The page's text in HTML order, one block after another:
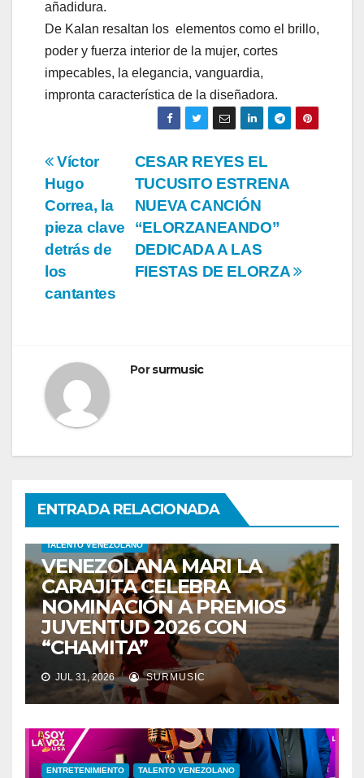
añadidura.
De Kalan resaltan los elementos como el brillo,
poder y fuerza interior de la mujer, cortes
impecables, la elegancia, vanguardia,
impronta característica de la diseñadora.
Navegación
de
entradas
CESAR REYES EL
TUCUSITO ESTRENA
NUEVA CANCIÓN
“ELORZANEANDO”
DEDICADA A LAS
FIESTAS DE ELORZA
Víctor
Hugo
Correa, la
pieza clave
detrás de
los
cantantes
Porsurmusic
ENTRADA RELACIONADA
PREMIOS JUVENTUD
TALENTO VENEZOLANO
VENEZOLANA MARI LA
CARAJITA CELEBRA
NOMINACIÓN A PREMIOS
JUVENTUD 2026 CON
“CHAMITA”
JUL 31, 2026 SURMUSIC
ENTRETENIMIENTO TALENTO VENEZOLANO